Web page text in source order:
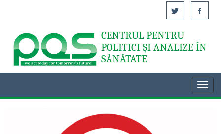
Acasă
CENTRUL PENTRU
POLITICI ȘI ANALIZE ÎN
SĂNĂTATE